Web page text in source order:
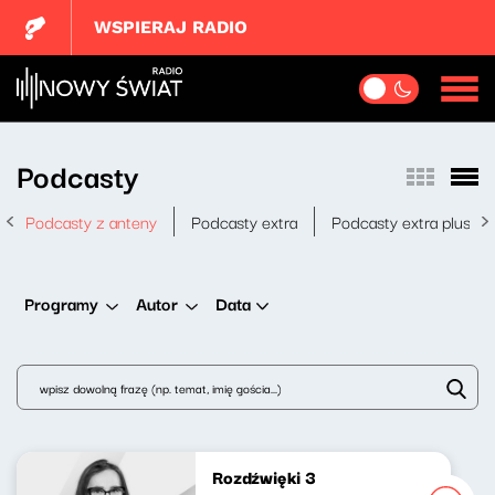
WSPIERAJ RADIO
Podcasty
Podcasty z anteny Podcasty extra Podcasty extra plus
Programy Autor Data
Rozdźwięki 3